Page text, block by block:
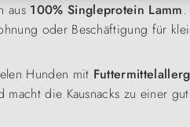
aus 100% Singleprotein Lamm.
oder Beschäftigung für
Hunden mit
die Kausnacks zu einer